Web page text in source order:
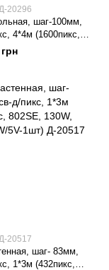
20296
шаг-100мм,
4*4м (1600пикс,
БП-300W/5V-2шт)
20517
шаг- 83мм,
1*3м (432пикс,